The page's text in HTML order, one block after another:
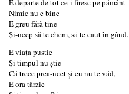
E departe de tot ce-i firesc pe pământ
Nimic nu e bine
E greu fără tine
Şi-ncep să te chem, să te caut în gând.
E viaţa pustie
Şi timpul nu ştie
Că trece prea-ncet şi eu nu te văd,
E ora târzie